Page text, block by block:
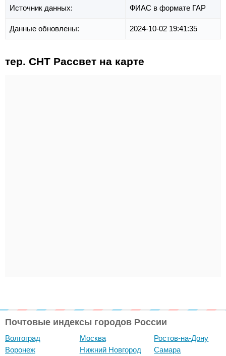
Источник данных: ФИАС в формате ГАР
Данные обновлены: 2024-10-02 19:41:35
тер. СНТ Рассвет на карте
Почтовые индексы городов России
Волгоград
Воронеж
Москва
Нижний Новгород
Ростов-на-Дону
Самара